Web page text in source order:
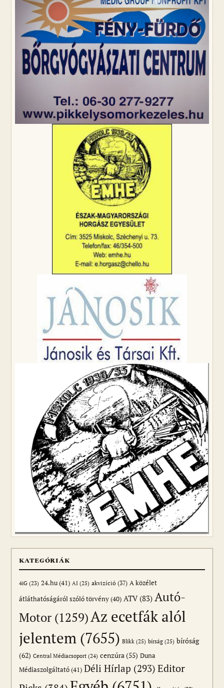
KATEGÓRIÁK
4iG (23) 24.hu(41) AI (25) akvizíció (37) A közélet
átláthatóságáról szóló törvény(40) ATV(83) Autó-
Motor (1259)Az ecetfák alól
jelentem (7655) Blikk (25) bírság (25) bíróság
(62) Central Médiacsoport (24) cenzúra(55) Duna
Médiaszolgáltató(41) Déli Hírlap (293) Editor